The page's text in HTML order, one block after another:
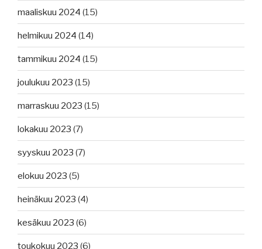
maaliskuu 2024 (15)
helmikuu 2024 (14)
tammikuu 2024 (15)
joulukuu 2023 (15)
marraskuu 2023 (15)
lokakuu 2023 (7)
syyskuu 2023 (7)
elokuu 2023 (5)
heinäkuu 2023 (4)
kesäkuu 2023 (6)
toukokuu 2023 (6)